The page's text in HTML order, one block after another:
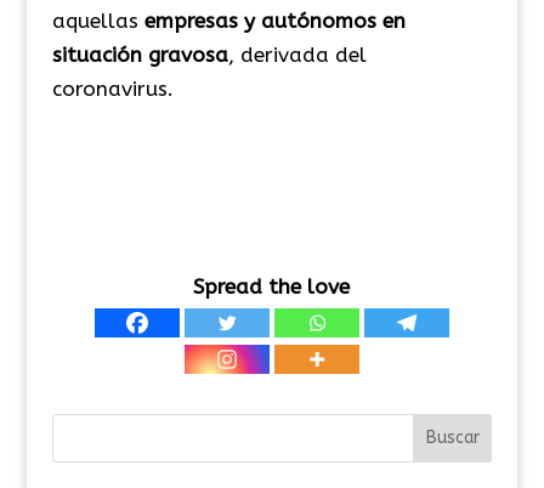
aquellas empresas y autónomos en
situación gravosa, derivada del
coronavirus.
Spread the love